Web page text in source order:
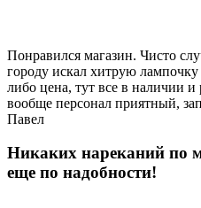
Понравился магазин. Чисто
городу искал хитрую лампочку
либо цена, тут все в наличии
вообще персонал приятный,
Павел
Никаких нареканий по
еще по надобности!